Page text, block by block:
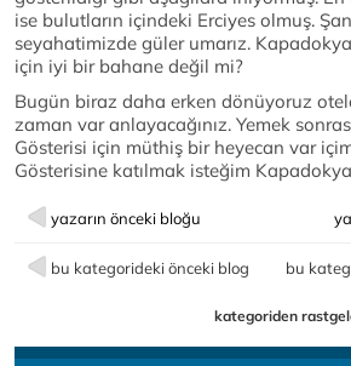
ise bulutların içindeki Erciyes olmuş.
seyahatimizde güler umarız.
için iyi bir bahane değil mi?
Bugün biraz daha erken dönüyoruz
zaman var anlayacağınız. Yemek
Gösterisi için müthiş bir heyecan var
Gösterisine katılmak isteğim
yazarın önceki bloğu
bu kategorideki önceki blog bu
kategoriden